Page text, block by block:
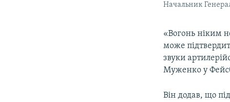
Начальник
«Вогонь ніким
може
звуки
Муженко у
Він додав, що